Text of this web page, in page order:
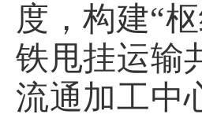
度，构建“
铁甩挂运输
流通加工中